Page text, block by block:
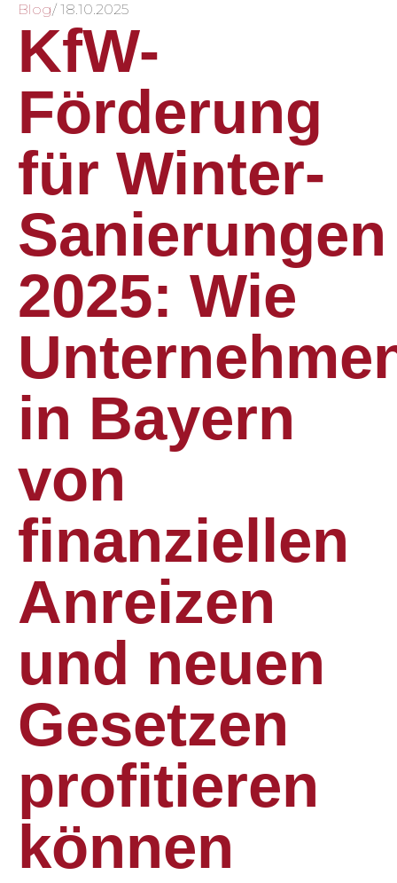
Blog/ 18.10.2025
KfW-
Förderung
für Winter-
Sanierungen
2025: Wie
in Bayern
von
finanziellen
Anreizen
und neuen
Gesetzen
profitieren
können